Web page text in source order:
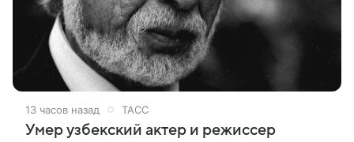
13 часов назад ТАСС
Умер узбекский актер и режиссер